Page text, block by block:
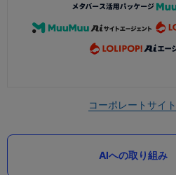
コーポレートサイト
AIへの取り組み